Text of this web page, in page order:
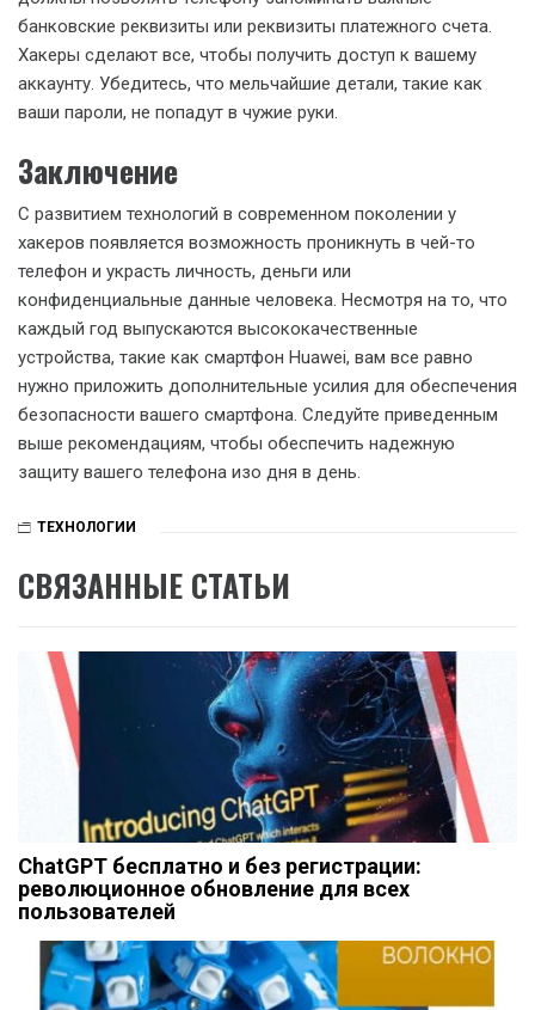
банковские реквизиты или реквизиты платежного счета.
Хакеры сделают все, чтобы получить доступ к вашему
аккаунту. Убедитесь, что мельчайшие детали, такие как
ваши пароли, не попадут в чужие руки.
Заключение
С развитием технологий в современном поколении у
хакеров появляется возможность проникнуть в чей-то
телефон и украсть личность, деньги или
конфиденциальные данные человека. Несмотря на то, что
каждый год выпускаются высококачественные
устройства, такие как смартфон Huawei, вам все равно
нужно приложить дополнительные усилия для обеспечения
безопасности вашего смартфона. Следуйте приведенным
выше рекомендациям, чтобы обеспечить надежную
защиту вашего телефона изо дня в день.
ТЕХНОЛОГИИ
СВЯЗАННЫЕ СТАТЬИ
ChatGPT бесплатно и без регистрации:
революционное обновление для всех
пользователей